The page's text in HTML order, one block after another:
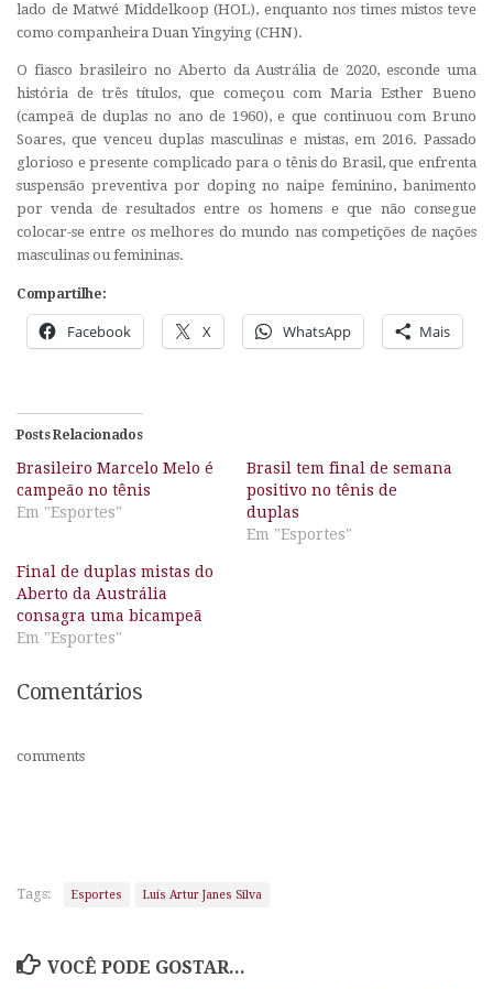
lado de Matwé Middelkoop (HOL), enquanto nos times mistos teve
como companheira Duan Yingying (CHN).
O fiasco brasileiro no Aberto da Austrália de 2020, esconde uma
história de três títulos, que começou com Maria Esther Bueno
(campeã de duplas no ano de 1960), e que continuou com Bruno
Soares, que venceu duplas masculinas e mistas, em 2016. Passado
glorioso e presente complicado para o tênis do Brasil, que enfrenta
suspensão preventiva por doping no naipe feminino, banimento
por venda de resultados entre os homens e que não consegue
colocar-se entre os melhores do mundo nas competições de nações
masculinas ou femininas.
Compartilhe:
Facebook X WhatsApp Mais
Posts Relacionados
Brasileiro Marcelo Melo é
campeão no tênis
Em "Esportes"
Brasil tem final de semana
positivo no tênis de
duplas
Em "Esportes"
Final de duplas mistas do
Aberto da Austrália
consagra uma bicampeã
Em "Esportes"
Comentários
comments
Tags: Esportes Luís Artur Janes Silva
VOCÊ PODE GOSTAR...